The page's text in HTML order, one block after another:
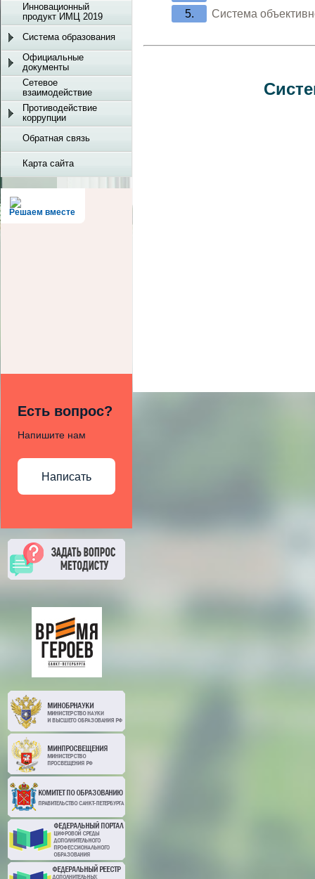
Система
Инновационный
продукт ИМЦ 2019
Система образования
Официальные
документы
Сетевое
взаимодействие
Противодействие
коррупции
Обратная связь
Карта сайта
Решаем вместе
Есть вопрос?
Напишите нам
Написать